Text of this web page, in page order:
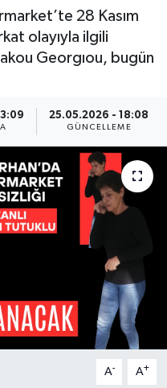
28 Kasım
olayıyla ilgili
Georgıou, bugün
25.05.2026 - 18:08
GÜNCELLEME
A- A+